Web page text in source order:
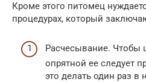
Кроме этого питомец
процедурах, который
Расчесывание. Чтобы
опрятной ее следует
это делать один раз